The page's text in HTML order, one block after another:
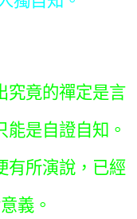
究竟的禪定是言
是自證自知。
有所演說，已經
義。